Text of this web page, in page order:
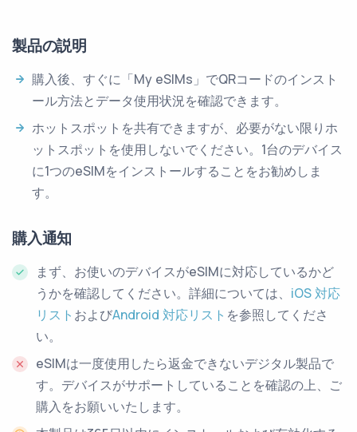
製品の説明
購入後、すぐに「My eSIMs」でQRコードのインスト
ール方法とデータ使用状況を確認できます。
ホットスポットを共有できますが、必要がない限りホ
ットスポットを使用しないでください。1台のデバイス
に1つのeSIMをインストールすることをお勧めしま
す。
購入通知
まず、お使いのデバイスがeSIMに対応しているかど
うかを確認してください。詳細については、 iOS 対応
リスト およびAndroid 対応リスト を参照してくださ
い。
eSIMは一度使用したら返金できないデジタル製品で
す。デバイスがサポートしていることを確認の上、ご
購入をお願いいたします。